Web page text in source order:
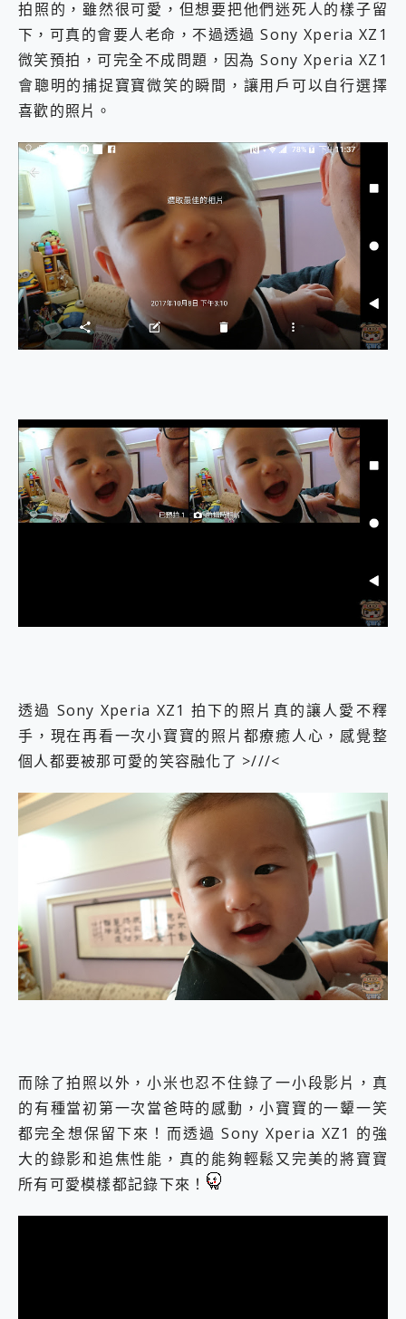
拍照的，雖然很可愛，但想要把他們迷死人的樣子留
下，可真的會要人老命，不過透過 Sony Xperia XZ1
微笑預拍，可完全不成問題，因為 Sony Xperia XZ1
會聰明的捕捉寶寶微笑的瞬間，讓用戶可以自行選擇
喜歡的照片。
透過 Sony Xperia XZ1 拍下的照片真的讓人愛不釋
手，現在再看一次小寶寶的照片都療癒人心，感覺整
個人都要被那可愛的笑容融化了 >///<
而除了拍照以外，小米也忍不住錄了一小段影片，真
的有種當初第一次當爸時的感動，小寶寶的一顰一笑
都完全想保留下來！而透過 Sony Xperia XZ1 的強
大的錄影和追焦性能，真的能夠輕鬆又完美的將寶寶
所有可愛模樣都記錄下來！